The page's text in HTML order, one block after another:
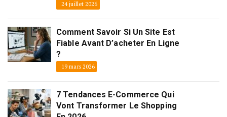
24 juillet 2026
Comment Savoir Si Un Site Est
Fiable Avant D’acheter En Ligne
?
19 mars 2026
7 Tendances E-Commerce Qui
Vont Transformer Le Shopping